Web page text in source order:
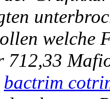
welche
712,33
bactrim